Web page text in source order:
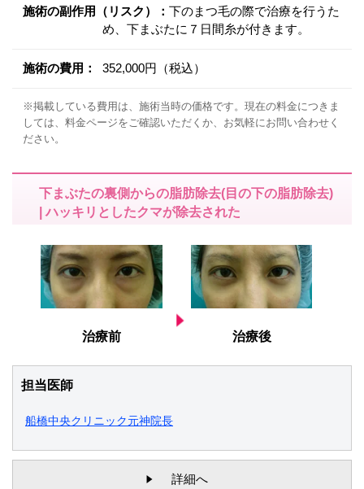
施術の副作用（リスク）： 下のまつ毛の際で治療を行うた
め、下まぶたに７日間糸が付きます。
施術の費用： 352,000円（税込）
※掲載している費用は、施術当時の価格です。現在の料金につきま
しては、料金ページをご確認いただくか、お気軽にお問い合わせく
ださい。
下まぶたの裏側からの脂肪除去(目の下の脂肪除去)
| ハッキリとしたクマが除去された
治療前 治療後
担当医師
船橋中央クリニック元神院長
詳細へ